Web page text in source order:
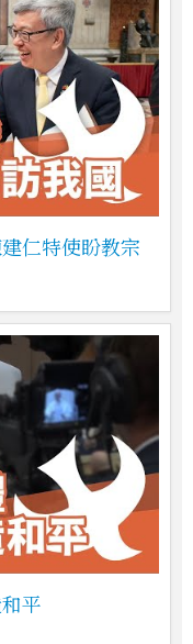
仁特使盼教宗
平